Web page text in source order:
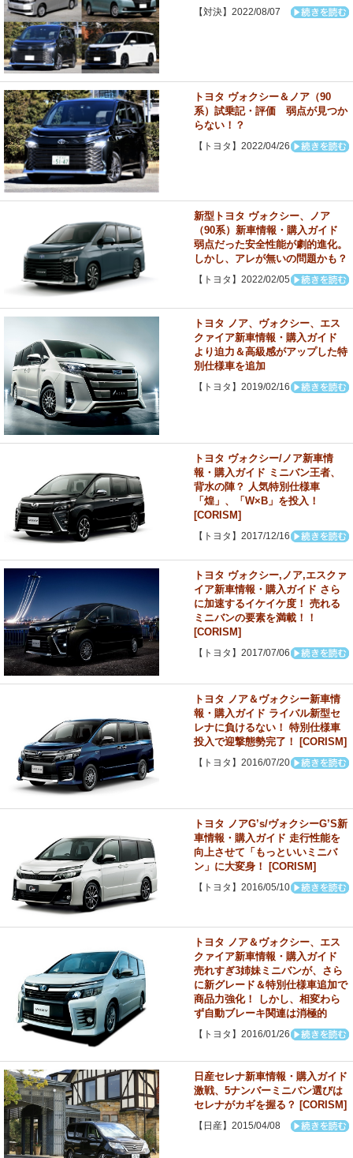
【対決】2022/08/07
トヨタ ヴォクシー＆ノア（90
系）試乗記・評価 弱点が見つか
らない！？
【トヨタ】2022/04/26
新型トヨタ ヴォクシー、ノア
（90系）新車情報・購入ガイド
弱点だった安全性能が劇的進化。
しかし、アレが無いの問題かも？
【トヨタ】2022/02/05
トヨタ ノア、ヴォクシー、エス
クァイア新車情報・購入ガイド
より迫力＆高級感がアップした特
別仕様車を追加
【トヨタ】2019/02/16
トヨタ ヴォクシー/ノア新車情
報・購入ガイド ミニバン王者、
背水の陣？ 人気特別仕様車
「煌」、「W×B」を投入！
[CORISM]
【トヨタ】2017/12/16
トヨタ ヴォクシー,ノア,エスクァ
イア新車情報・購入ガイド さら
に加速するイケイケ度！ 売れる
ミニバンの要素を満載！！
[CORISM]
【トヨタ】2017/07/06
トヨタ ノア＆ヴォクシー新車情
報・購入ガイド ライバル新型セ
レナに負けるない！ 特別仕様車
投入で迎撃態勢完了！ [CORISM]
【トヨタ】2016/07/20
トヨタ ノアG’s/ヴォクシーG’S新
車情報・購入ガイド 走行性能を
向上させて「もっといいミニバ
ン」に大変身！ [CORISM]
【トヨタ】2016/05/10
トヨタ ノア＆ヴォクシー、エス
クァイア新車情報・購入ガイド
売れすぎ3姉妹ミニバンが、さら
に新グレード＆特別仕様車追加で
商品力強化！ しかし、相変わら
ず自動ブレーキ関連は消極的
【トヨタ】2016/01/26
日産セレナ新車情報・購入ガイド
激戦、5ナンバーミニバン選びは
セレナがカギを握る？ [CORISM]
【日産】2015/04/08